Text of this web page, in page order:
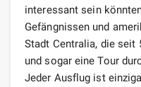
interessant sein
Gefängnissen und
Stadt Centralia, die seit
und sogar eine Tour
Jeder Ausflug ist